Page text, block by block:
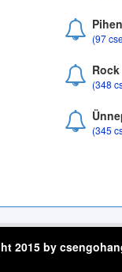
(97
Rock
(348
(345
2015 by